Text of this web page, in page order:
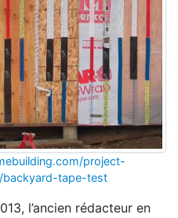
project-
backyard-tape-test
l’ancien rédacteur en